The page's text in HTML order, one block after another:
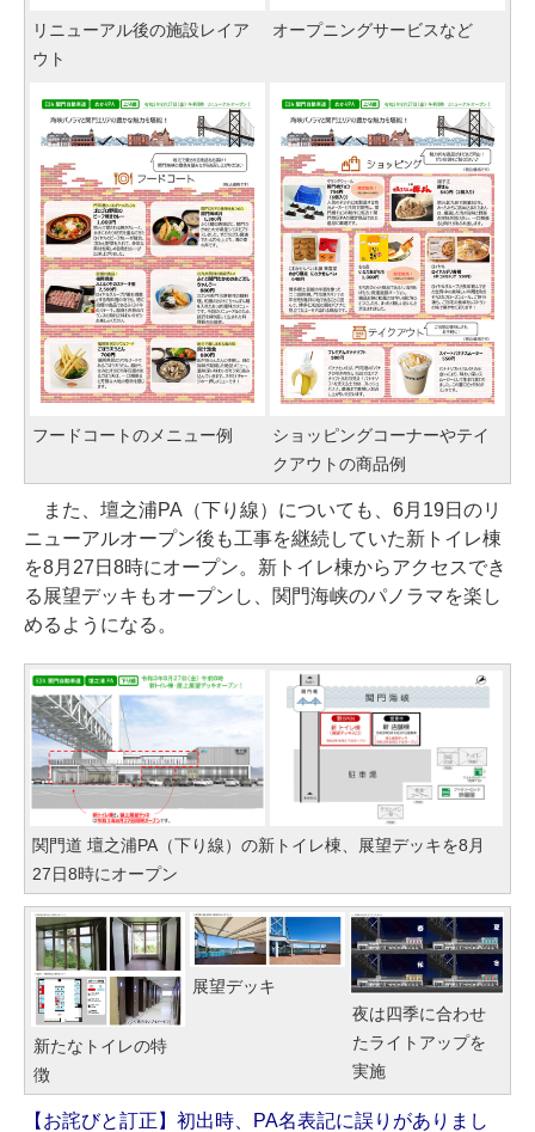
リニューアル後の施設レイア
ウト
オープニングサービスなど
フードコートのメニュー例
ショッピングコーナーやテイ
クアウトの商品例
また、壇之浦PA（下り線）についても、6月19日のリ
ニューアルオープン後も工事を継続していた新トイレ棟
を8月27日8時にオープン。新トイレ棟からアクセスでき
る展望デッキもオープンし、関門海峡のパノラマを楽し
めるようになる。
関門道 壇之浦PA（下り線）の新トイレ棟、展望デッキを8月
27日8時にオープン
新たなトイレの特
徴
展望デッキ
夜は四季に合わせ
たライトアップを
実施
【お詫びと訂正】初出時、PA名表記に誤りがありまし